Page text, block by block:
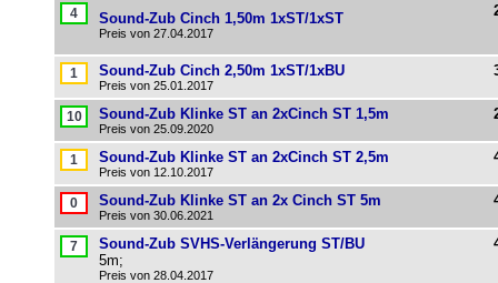
Sound-Zub Cinch 1,50m 1xST/1xST
Preis von 27.04.2017
Sound-Zub Cinch 2,50m 1xST/1xBU
Preis von 25.01.2017
Sound-Zub Klinke ST an 2xCinch ST 1,5m
Preis von 25.09.2020
Sound-Zub Klinke ST an 2xCinch ST 2,5m
Preis von 12.10.2017
Sound-Zub Klinke ST an 2x Cinch ST 5m
Preis von 30.06.2021
Sound-Zub SVHS-Verlängerung ST/BU
5m;
Preis von 28.04.2017